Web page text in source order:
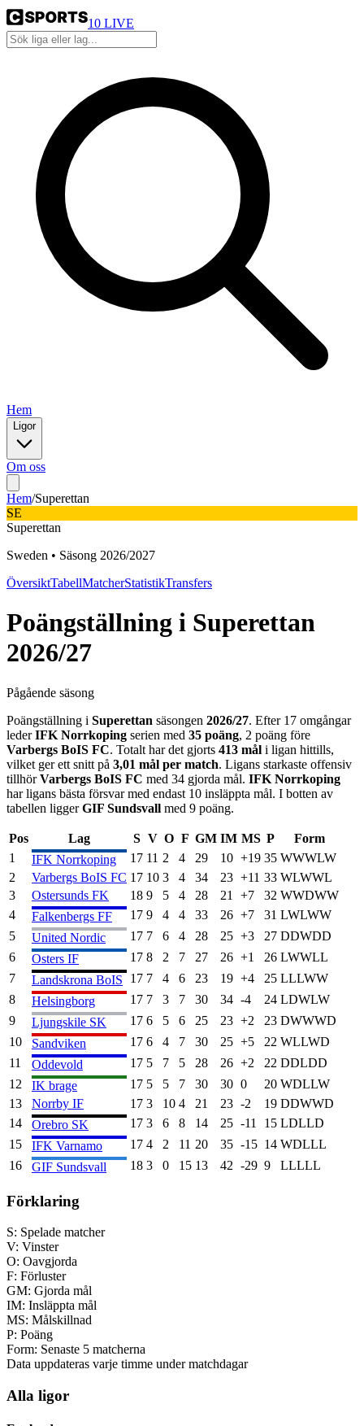
10 LIVE
Hem
Ligor
Om oss
Hem/Superettan
SE
Superettan
Sweden • Säsong 2026/2027
ÖversiktTabellMatcherStatistikTransfers
Poängställning i Superettan
2026/27
Pågående säsong
Poängställning i Superettan säsongen 2026/27. Efter 17 omgångar
leder IFK Norrkoping serien med 35 poäng, 2 poäng före
Varbergs BoIS FC. Totalt har det gjorts 413 mål i ligan hittills,
vilket ger ett snitt på 3,01 mål per match. Ligans starkaste offensiv
tillhörVarbergs BoIS FC med 34 gjorda mål. IFK Norrkoping
har ligans bästa försvar med endast 10 insläppta mål. I botten av
tabellen liggerGIF Sundsvall med 9 poäng.
Pos Lag S V O F GM IM MS P
Form
1
IFK Norrkoping 17 11 2 4 29 10 +19 35 WWWLW
2
Varbergs BoIS FC 17 10 3 4 34 23 +11 33 WLWWL
3
Ostersunds FK 18 9 5 4 28 21 +7 32 WWDWW
4
Falkenbergs FF 17 9 4 4 33 26 +7 31 LWLWW
5
United Nordic 17 7 6 4 28 25 +3 27 DDWDD
6
Osters IF 17 8 2 7 27 26 +1 26 LWWLL
7
Landskrona BoIS 17 7 4 6 23 19 +4 25 LLLWW
8
Helsingborg 17 7 3 7 30 34 -4 24 LDWLW
9
Ljungskile SK 17 6 5 6 25 23 +2 23 DWWWD
10
Sandviken 17 6 4 7 30 25 +5 22 WLLWD
11
Oddevold 17 5 7 5 28 26 +2 22 DDLDD
12
IK brage 17 5 5 7 30 30 0 20 WDLLW
13
Norrby IF 17 3 10 4 21 23 -2 19 DDWWD
14
Orebro SK 17 3 6 8 14 25 -11 15 LDLLD
15
IFK Varnamo 17 4 2 11 20 35 -15 14 WDLLL
16
GIF Sundsvall 18 3 0 15 13 42 -29 9 LLLLL
Förklaring
S: Spelade matcher
V: Vinster
O: Oavgjorda
F: Förluster
GM: Gjorda mål
IM: Insläppta mål
MS: Målskillnad
P: Poäng
Form: Senaste 5 matcherna
Data uppdateras varje timme under matchdagar
Alla ligor